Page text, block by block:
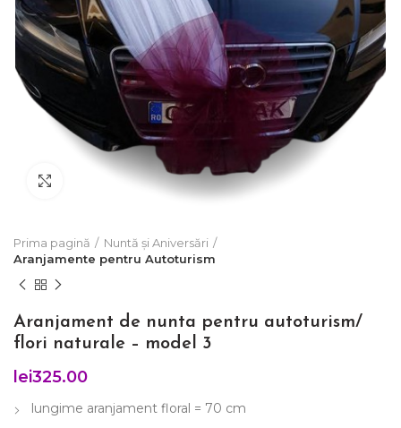
Click to enlarge
Prima pagină
Nuntă și Aniversări
Aranjamente pentru Autoturism
Aranjament de nunta pentru autoturism/
flori naturale – model 3
lei325.00
lungime aranjament floral = 70 cm